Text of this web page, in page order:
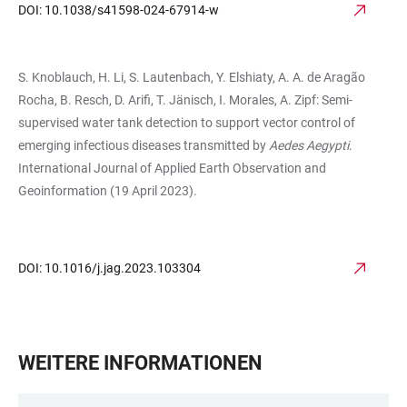
DOI: 10.1038/s41598-024-67914-w
S. Knoblauch, H. Li, S. Lautenbach, Y. Elshiaty, A. A. de Aragão
Rocha, B. Resch, D. Arifi, T. Jänisch, I. Morales, A. Zipf: Semi-
supervised water tank detection to support vector control of
emerging infectious diseases transmitted by Aedes Aegypti.
International Journal of Applied Earth Observation and
Geoinformation (19 April 2023).
DOI: 10.1016/j.jag.2023.103304
WEITERE INFORMATIONEN